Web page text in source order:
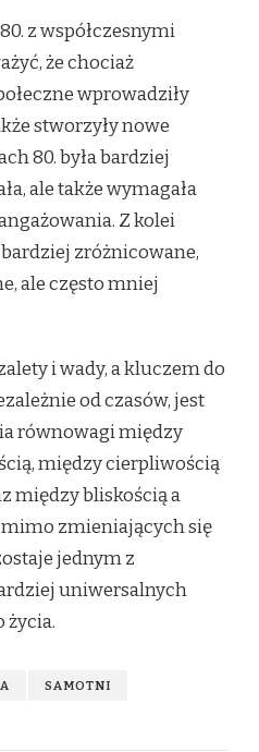
z współczesnymi
że chociaż
wprowadziły
stworzyły nowe
80. była bardziej
ale także wymagała
Z kolei
zróżnicowane,
ale często mniej
i wady, a kluczem do
od czasów, jest
równowagi między
między cierpliwością
między bliskością a
mimo zmieniających się
jednym z
uniwersalnych
życia.
SAMOTNI